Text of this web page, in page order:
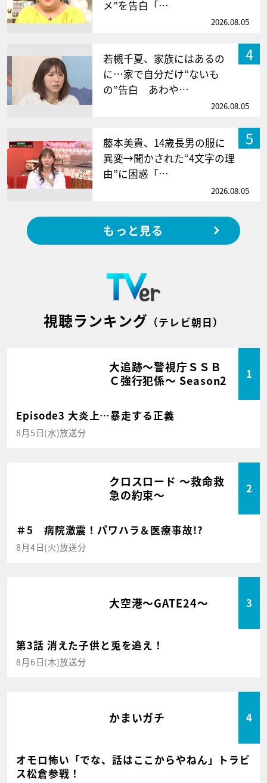
メ”を告白「…
2026.08.05
4
若槻千夏、家族にはあるの
に…家で自分だけ“ないも
の”告白 あわや…
2026.08.05
5
藤本美貴、14歳長男の服に
異変→聞かされた“4文字の理
由”に困惑「…
2026.08.05
もっと見る
視聴ランキング （テレビ朝日）
大追跡～警視庁ＳＳＢ
Ｃ強行犯係～ Season2
1
Episode3 大炎上…暴走する正義
8月5日(水)放送分
クロスロード ～救命救
急の約束～
2
＃5 病院激震！パワハラ＆医療事故!?
8月4日(火)放送分
大空港～GATE24～ 3
第3話 消えた子供と兎を追え！
8月6日(木)放送分
かまいガチ 4
オモロ怖い「でな、話はここからやねん」トラビ
ス松倉参戦！